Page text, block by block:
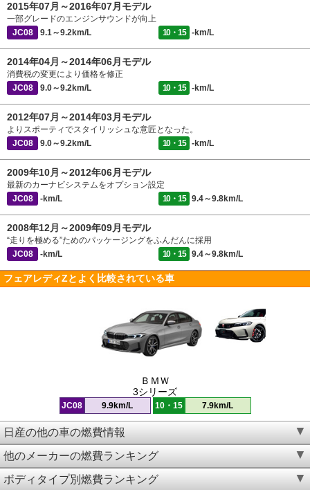
2015年07月～2016年07月モデル
一部グレードのエンジンサウンドが向上
JC08
9.1～9.2km/L 10・15 -km/L
2014年04月～2014年06月モデル
消費税の変更により価格を修正
JC08
9.0～9.2km/L 10・15 -km/L
2012年07月～2014年03月モデル
よりスポーティでスタイリッシュな意匠となった。
JC08
9.0～9.2km/L 10・15 -km/L
2009年10月～2012年06月モデル
最新のカーナビシステムをオプション設定
JC08
-km/L 10・15 9.4～9.8km/L
2008年12月～2009年09月モデル
“走りを極める”ためのパッケージングをふんだんに採用
JC08
-km/L 10・15 9.4～9.8km/L
フェアレディZとよく比較されている車
ＢＭＷ
3シリーズ
JC08 9.9km/L 10・15 7.9km/L
日産の他の車の燃費情報
他のメーカーの燃費ランキング
ボディタイプ別燃費ランキング